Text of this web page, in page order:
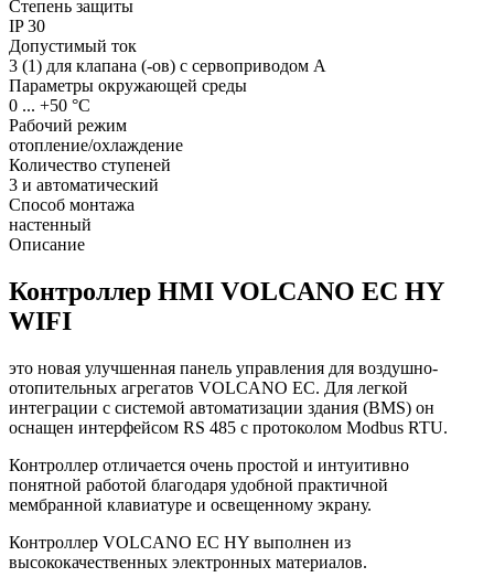
Степень защиты
IP30
Допустимый ток
3 (1) для клапана (-ов) с сервоприводом A
Параметры окружающей среды
0 ... +50 °С
Рабочий режим
отопление/охлаждение
Количество ступеней
3 и автоматический
Способ монтажа
настенный
Описание
Контроллер HMI VOLCANO EC HY
WIFI
это новая улучшенная панель управления для воздушно-
отопительных агрегатов VOLCANO EC. Для легкой
интеграции с системой автоматизации здания (BMS) он
оснащен интерфейсом RS 485 с протоколом Modbus RTU.
Контроллер отличается очень простой и интуитивно
понятной работой благодаря удобной практичной
мембранной клавиатуре и освещенному экрану.
Контроллер VOLCANO EC HY выполнен из
высококачественных электронных материалов.